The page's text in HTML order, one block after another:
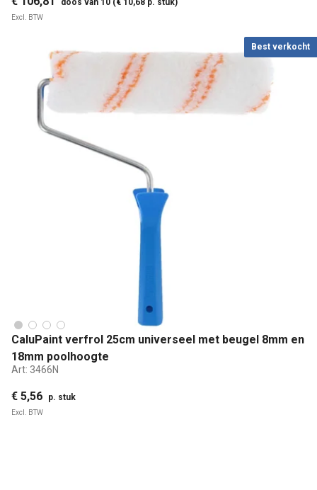
doos van 10 (€ 10,68 p. stuk)
Excl. BTW
Best verkocht
CaluPaint verfrol 25cm universeel met beugel 8mm en
18mm poolhoogte
Art: 3466N
€ 5,56 p. stuk
Excl. BTW